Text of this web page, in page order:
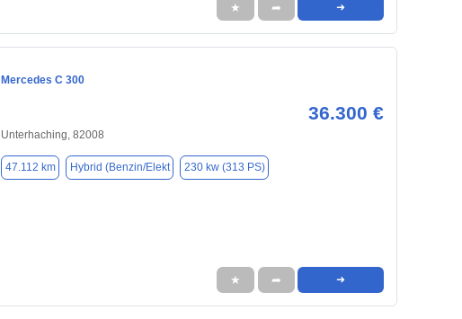
★ ➦ ➜
Mercedes C 300
36.300 €
Unterhaching, 82008
47.112 km Hybrid (Benzin/Elekt 230 kw (313 PS)
★ ➦ ➜